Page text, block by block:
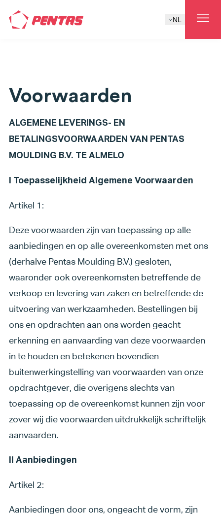
NL
Voorwaarden
ALGEMENE LEVERINGS- EN
BETALINGSVOORWAARDEN VAN PENTAS
MOULDING B.V. TE ALMELO
I Toepasselijkheid Algemene Voorwaarden
Artikel 1:
Deze voorwaarden zijn van toepassing op alle
aanbiedingen en op alle overeenkomsten met ons
(derhalve Pentas Moulding B.V.) gesloten,
waaronder ook overeenkomsten betreffende de
verkoop en levering van zaken en betreffende de
uitvoering van werkzaamheden. Bestellingen bij
ons en opdrachten aan ons worden geacht
erkenning en aanvaarding van deze voorwaarden
in te houden en betekenen bovendien
buitenwerkingstelling van voorwaarden van onze
opdrachtgever, die overigens slechts van
toepassing op de overeenkomst kunnen zijn voor
zover wij die voorwaarden uitdrukkelijk schriftelijk
aanvaarden.
II Aanbiedingen
Artikel 2:
Aanbiedingen door ons, ongeacht de vorm, zijn